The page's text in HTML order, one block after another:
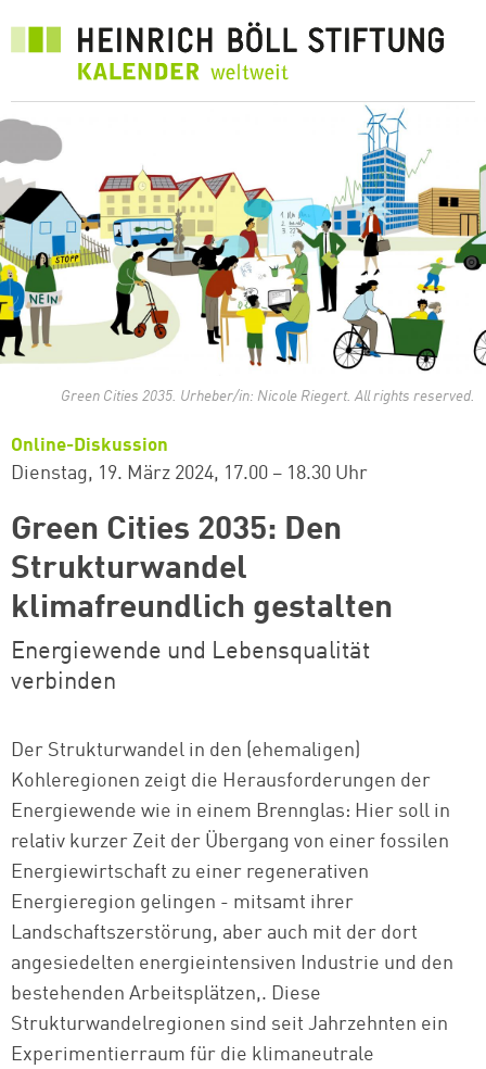
Green Cities 2035. Urheber/in: Nicole Riegert. All rights reserved.
Online-Diskussion
Dienstag, 19. März 2024 17.00 – 18.30 Uhr
Green Cities 2035: Den
Strukturwandel
klimafreundlich gestalten
Energiewende und Lebensqualität
verbinden
Der Strukturwandel in den (ehemaligen)
Kohleregionen zeigt die Herausforderungen der
Energiewende wie in einem Brennglas: Hier soll in
relativ kurzer Zeit der Übergang von einer fossilen
Energiewirtschaft zu einer regenerativen
Energieregion gelingen - mitsamt ihrer
Landschaftszerstörung, aber auch mit der dort
angesiedelten energieintensiven Industrie und den
bestehenden Arbeitsplätzen,. Diese
Strukturwandelregionen sind seit Jahrzehnten ein
Experimentierraum für die klimaneutrale